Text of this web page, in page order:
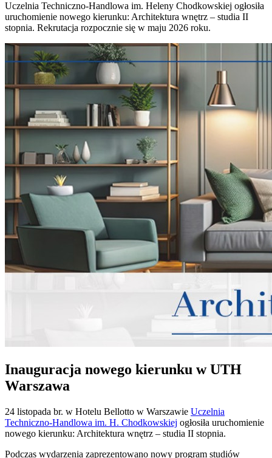
Uczelnia Techniczno-Handlowa im. Heleny Chodkowskiej ogłosiła
uruchomienie nowego kierunku: Architektura wnętrz – studia II
stopnia. Rekrutacja rozpocznie się w maju 2026 roku.
Inauguracja nowego kierunku w UTH
Warszawa
24 listopada br. w Hotelu Bellotto w Warszawie Uczelnia
Techniczno-Handlowa im. H. Chodkowskiej ogłosiła uruchomienie
nowego kierunku: Architektura wnętrz – studia II stopnia.
Podczas wydarzenia zaprezentowano nowy program studiów